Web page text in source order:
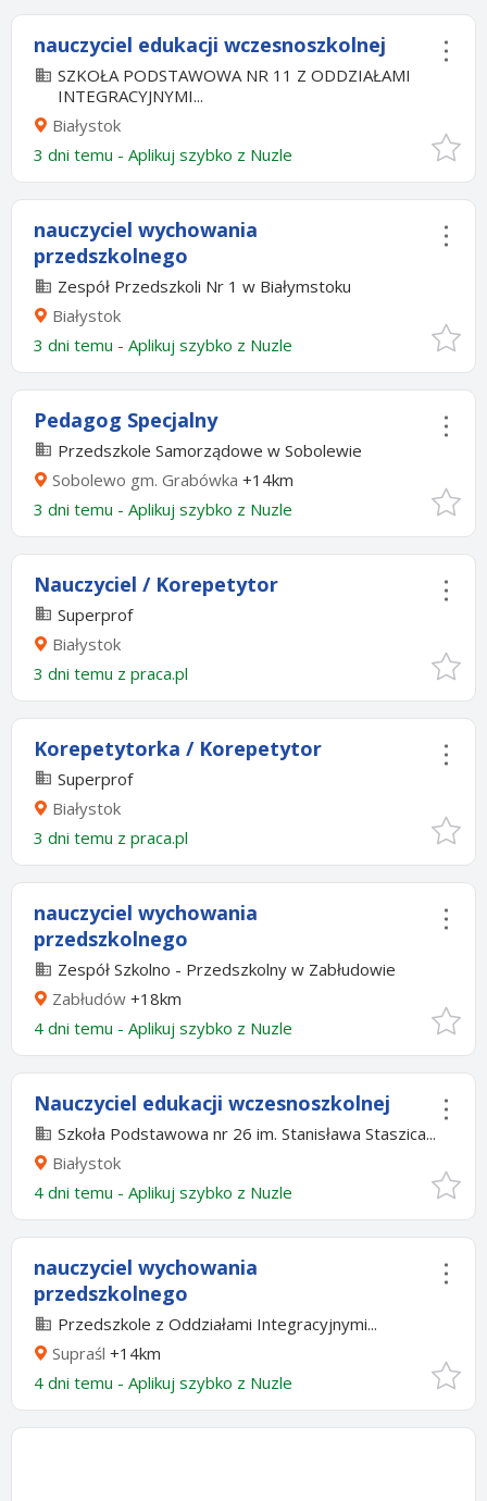
nauczyciel edukacji wczesnoszkolnej
SZKOŁA PODSTAWOWA NR 11 Z ODDZIAŁAMI
INTEGRACYJNYMI...
Białystok
3 dni temu - Aplikuj szybko z Nuzle
nauczyciel wychowania
przedszkolnego
Zespół Przedszkoli Nr 1 w Białymstoku
Białystok
3 dni temu - Aplikuj szybko z Nuzle
Pedagog Specjalny
Przedszkole Samorządowe w Sobolewie
Sobolewo gm. Grabówka +14km
3 dni temu - Aplikuj szybko z Nuzle
Nauczyciel / Korepetytor
Superprof
Białystok
3 dni temu z praca.pl
Korepetytorka / Korepetytor
Superprof
Białystok
3 dni temu z praca.pl
nauczyciel wychowania
przedszkolnego
Zespół Szkolno - Przedszkolny w Zabłudowie
Zabłudów +18km
4 dni temu - Aplikuj szybko z Nuzle
Nauczyciel edukacji wczesnoszkolnej
Szkoła Podstawowa nr 26 im. Stanisława Staszica...
Białystok
4 dni temu - Aplikuj szybko z Nuzle
nauczyciel wychowania
przedszkolnego
Przedszkole z Oddziałami Integracyjnymi...
Supraśl +14km
4 dni temu - Aplikuj szybko z Nuzle